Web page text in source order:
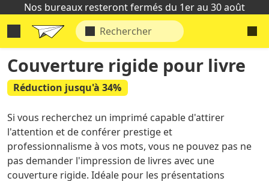
Nos bureaux resteront fermés du 1er au 30 août
Couverture rigide pour livre
Réduction jusqu'à 34%
Si vous recherchez un imprimé capable d'attirer
l'attention et de conférer prestige et
professionnalisme à vos mots, vous ne pouvez pas ne
pas demander l'impression de livres avec une
couverture rigide. Idéale pour les présentations